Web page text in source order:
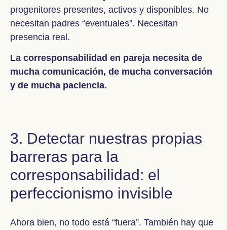
progenitores presentes, activos y disponibles. No
necesitan padres “eventuales”. Necesitan
presencia real.
La corresponsabilidad en pareja necesita de
mucha comunicación, de mucha conversación
y de mucha paciencia.
3. Detectar nuestras propias
barreras para la
corresponsabilidad: el
perfeccionismo invisible
Ahora bien, no todo está “fuera”. También hay que